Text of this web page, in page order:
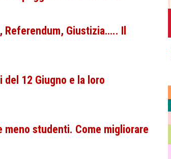
Referendum, Giustizia….. Il
del 12 Giugno e la loro
meno studenti. Come migliorare